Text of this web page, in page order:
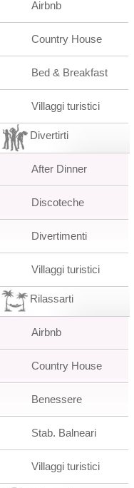
Airbnb
Country House
Bed & Breakfast
Villaggi turistici
Divertirti
After Dinner
Discoteche
Divertimenti
Villaggi turistici
Rilassarti
Airbnb
Country House
Benessere
Stab. Balneari
Villaggi turistici